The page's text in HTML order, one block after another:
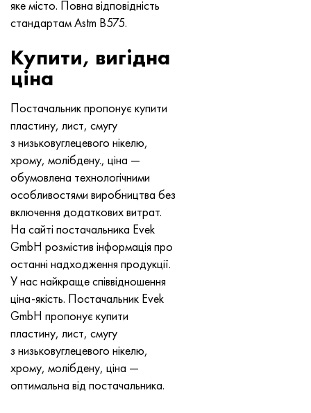
яке місто. Повна відповідність
стандартам Astm B575.
Купити, вигідна
ціна
Постачальник пропонує купити
пластину, лист, смугу
з низьковуглецевого нікелю,
хрому, молібдену., ціна —
обумовлена технологічними
особливостями виробництва без
включення додаткових витрат.
На сайті постачальника Evek
GmbH розмістив інформація про
останні надходження продукції.
У нас найкраще співвідношення
ціна-якість. Постачальник Evek
GmbH пропонує купити
пластину, лист, смугу
з низьковуглецевого нікелю,
хрому, молібдену, ціна —
оптимальна від постачальника.
Нимоник 90
Haynes 25
Хайнс 188
Haynes 230
Хастеллой b2
Хастеллой b3
Хастеллой c4
Хастеллой c22
Хастеллой C-276
Хастеллой C2000
Хастеллой 3
Труба прецизійна
Лист, круг, дріт Н70МФВ
AM-350 - ams 5548
Сustom 450® - uns S45000
Greek Ascoloy 418
Труба корозійно-стійка
45Х14Н14В2М
65Х13
90Х18МФ
95Х18
ас35г2, 36smnpb14, 1.0765
40хн2ма, 34CrNiMo4, 36hnm
38ХС, 37hs
38ХА, 37Cr4, aisi 5135
38ХН3МФА, 35nicrmov12-5
40Г, 40Mn4, aisi 1035
38ХМ, 42CrMo4, aisi 1.7225
40ХН, 36NiCr6, aisi 3135
40ХФА, 1.7223, aisi 4142
45Х, 45h, 1.7035
45ХН2МФА, k2425, 45hnmf